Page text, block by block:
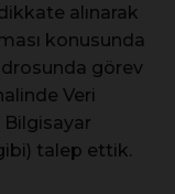
alınarak
konusunda
görev
Veri
talep ettik.